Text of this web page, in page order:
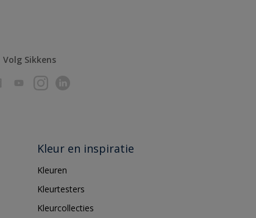
Volg Sikkens
Kleur en inspiratie
Kleuren
Kleurtesters
Kleurcollecties